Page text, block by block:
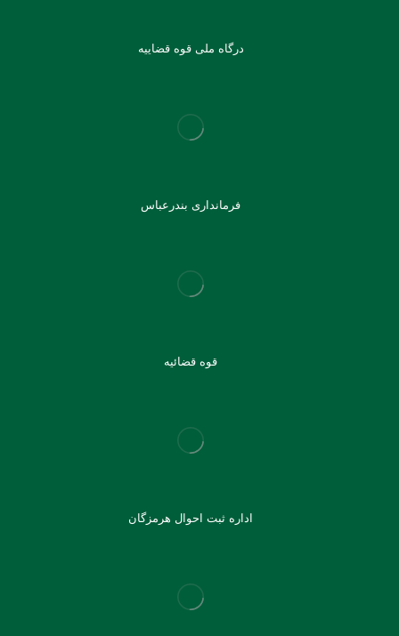
درگاه ملی قوه قضاییه
فرمانداری بندرعباس
قوه قضائیه
اداره ثبت احوال هرمزگان